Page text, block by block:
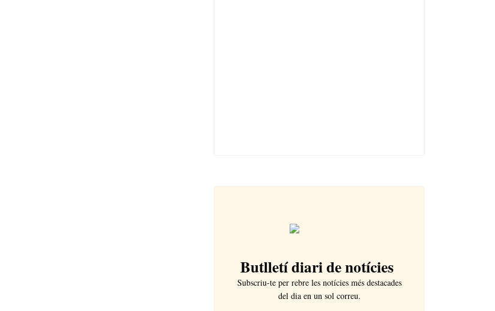
Butlletí diari de notícies
Subscriu-te per rebre les notícies més destacades
del dia en un sol correu.